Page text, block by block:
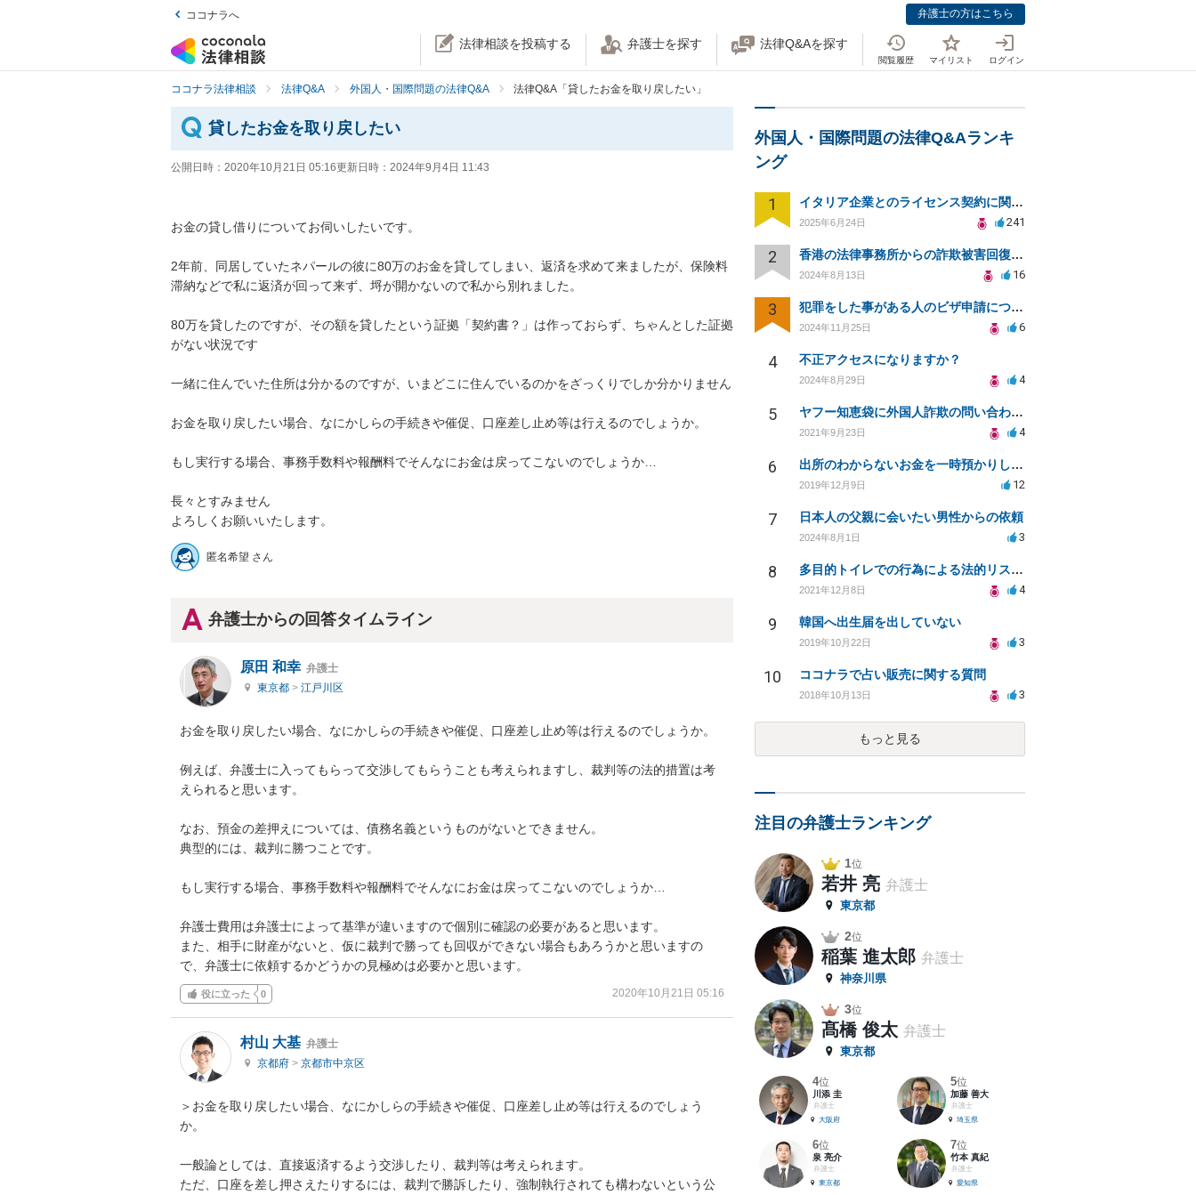
ココナラへ 弁護士の方はこちら
法律相談を投稿する 弁護士を探す 法律Q&Aを探す
閲覧履歴 マイリスト ログイン
ココナラ法律相談 法律Q&A 外国人・国際問題の法律Q&A 法律Q&A「貸したお金を取り戻したい」
貸したお金を取り戻したい
公開日時： 2020年10月21日 05:16更新日時： 2024年9月4日 11:43
お金の貸し借りについてお伺いしたいです。
2年前、同居していたネパールの彼に80万のお金を貸してしまい、返済を求めて来ましたが、保険料
滞納などで私に返済が回って来ず、埒が開かないので私から別れました。
80万を貸したのですが、その額を貸したという証拠「契約書？」は作っておらず、ちゃんとした証拠
がない状況です
一緒に住んでいた住所は分かるのですが、いまどこに住んでいるのかをざっくりでしか分かりません
お金を取り戻したい場合、なにかしらの手続きや催促、口座差し止め等は行えるのでしょうか。
もし実行する場合、事務手数料や報酬料でそんなにお金は戻ってこないのでしょうか…
長々とすみません
よろしくお願いいたします。
匿名希望 さん
弁護士からの回答タイムライン
原田 和幸 弁護士
東京都 > 江戸川区
お金を取り戻したい場合、なにかしらの手続きや催促、口座差し止め等は行えるのでしょうか。
例えば、弁護士に入ってもらって交渉してもらうことも考えられますし、裁判等の法的措置は考
えられると思います。
なお、預金の差押えについては、債務名義というものがないとできません。
典型的には、裁判に勝つことです。
もし実行する場合、事務手数料や報酬料でそんなにお金は戻ってこないのでしょうか…
弁護士費用は弁護士によって基準が違いますので個別に確認の必要があると思います。
また、相手に財産がないと、仮に裁判で勝っても回収ができない場合もあろうかと思いますの
で、弁護士に依頼するかどうかの見極めは必要かと思います。
役に立った 0 2020年10月21日 05:16
村山 大基 弁護士
京都府 > 京都市中京区
＞お金を取り戻したい場合、なにかしらの手続きや催促、口座差し止め等は行えるのでしょう
か。
一般論としては、直接返済するよう交渉したり、裁判等は考えられます。
ただ、口座を差し押さえたりするには、裁判で勝訴したり、強制執行されても構わないという公
外国人・国際問題の法律Q&Aランキ
ング
1 イタリア企業とのライセンス契約に関する法律相談
2025年6月24日 241
2 香港の法律事務所からの詐欺被害回復の誘いは信用できる？
2024年8月13日 16
3 犯罪をした事がある人のビザ申請について
2024年11月25日 6
4 不正アクセスになりますか？
2024年8月29日 4
5 ヤフー知恵袋に外国人詐欺の問い合わせの際、スクリーンショットを添付。プライバシー侵害にあたるのか？
2021年9月23日 4
6 出所のわからないお金を一時預かりして犯罪になることはありますか？
2019年12月9日 12
7 日本人の父親に会いたい男性からの依頼
2024年8月1日 3
8 多目的トイレでの行為による法的リスクと逮捕の可能性
2021年12月8日 4
9 韓国へ出生届を出していない
2019年10月22日 3
10 ココナラで占い販売に関する質問
2018年10月13日 3
もっと見る
注目の弁護士ランキング
1位
若井 亮 弁護士
東京都
2位
稲葉 進太郎 弁護士
神奈川県
3位
髙橋 俊太 弁護士
東京都
4位
川添 圭
弁護士
大阪府
5位
加藤 善大
弁護士
埼玉県
6位
泉 亮介
弁護士
東京都
7位
竹本 真紀
弁護士
愛知県